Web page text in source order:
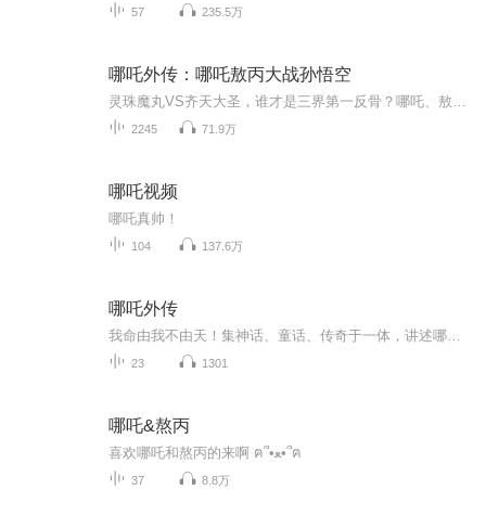
57 235.5万
哪吒外传：哪吒敖丙大战孙悟空
2245 71.9万
哪吒视频
哪吒真帅！
104 137.6万
哪吒外传
23 1301
哪吒&熬丙
喜欢哪吒和熬丙的来啊 ฅ՞•ﻌ•՞ฅ
37 8.8万